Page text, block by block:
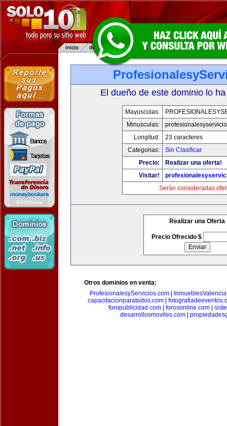
El dueño de este dominio lo
Mayusculas:
Minusculas:
Longitud:
23 caracteres
Categorias:
Sin Clasificar
Precio:
Realizar una oferta!
Visitar!
Serán consideradas
Realizar una Oferta
Precio Ofrecido $
Otros dominios en venta:
ProfesionalesyServicios.com|
capacitacionparatodos.com|
foropublicidad.com
forosonline.com
desarrollosmoviles.com|